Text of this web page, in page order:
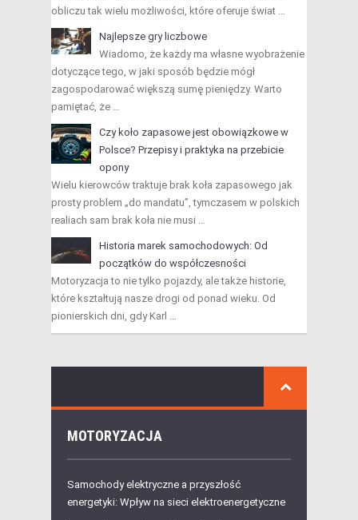
obliczu tak wielu możliwości, które oferuje świat …
Najlepsze gry liczbowe
Wiadomo, że każdy ma własne wyobrażenie
dotyczące tego, w jaki sposób będzie mógł
zagospodarować większą sumę pieniędzy. Warto
pamiętać, że …
Czy koło zapasowe jest obowiązkowe w
Polsce? Przepisy i praktyka na przebicie
opony
Wielu kierowców traktuje brak koła zapasowego jak
prosty problem „do mandatu”, tymczasem w polskich
realiach sam brak koła nie musi …
Historia marek samochodowych: Od
początków do współczesności
Motoryzacja to nie tylko pojazdy, ale także historie,
które kształtują nasze drogi od ponad wieku. Od
pionierskich dni, gdy Karl …
MOTORYZACJA
Samochody elektryczne a przyszłość
energetyki: Wpływ na sieci elektroenergetyczne